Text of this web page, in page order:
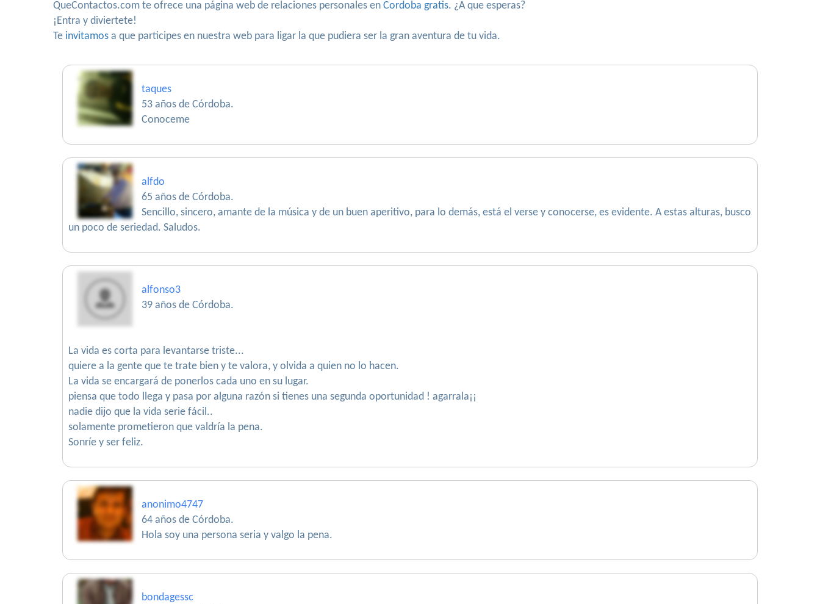
QueContactos.com te ofrece una página web de relaciones personales en Cordoba gratis. ¿A que esperas?
¡Entra y diviertete!
Te invitamos a que participes en nuestra web para ligar la que pudiera ser la gran aventura de tu vida.
taques
53 años de Córdoba.
Conoceme
alfdo
65 años de Córdoba.
Sencillo, sincero, amante de la música y de un buen aperitivo, para lo demás, está el verse y conocerse, es evidente. A estas alturas, busco
un poco de seriedad. Saludos.
alfonso3
39 años de Córdoba.
La vida es corta para levantarse triste...
quiere a la gente que te trate bien y te valora, y olvida a quien no lo hacen.
La vida se encargará de ponerlos cada uno en su lugar.
piensa que todo llega y pasa por alguna razón si tienes una segunda oportunidad ! agarrala¡¡
nadie dijo que la vida serie fácil..
solamente prometieron que valdría la pena.
Sonríe y ser feliz.
anonimo4747
64 años de Córdoba.
Hola soy una persona seria y valgo la pena.
bondagessc